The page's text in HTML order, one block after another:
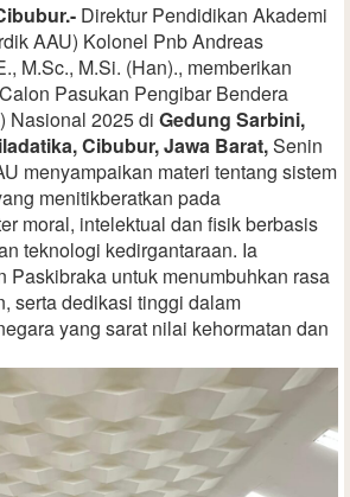
Direktur Pendidikan Akademi
AAU) Kolonel Pnb Andreas
M.Sc., M.Si. (Han)., memberikan
Pasukan Pengibar Bendera
Nasional 2025 di Gedung Sarbini,
Cibubur, Jawa Barat,Senin
menyampaikan materi tentang sistem
menitikberatkan pada
moral, intelektual dan fisik berbasis
teknologi kedirgantaraan. Ia
Paskibraka untuk menumbuhkan rasa
serta dedikasi tinggi dalam
yang sarat nilai kehormatan dan